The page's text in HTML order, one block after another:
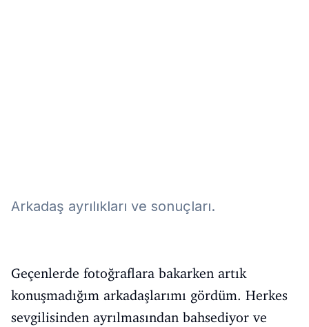
Arkadaş ayrılıkları ve sonuçları.
Geçenlerde fotoğraflara bakarken artık
konuşmadığım arkadaşlarımı gördüm. Herkes
sevgilisinden ayrılmasından bahsediyor ve